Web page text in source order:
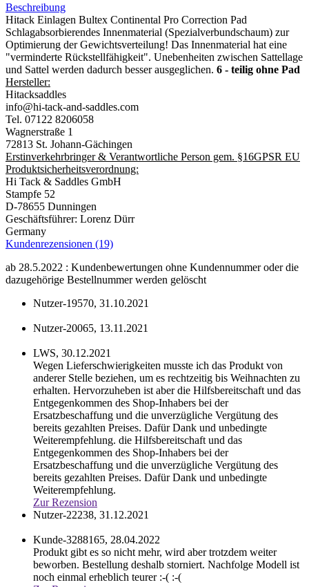
Beschreibung
Hitack Einlagen Bultex Continental Pro Correction Pad
Schlagabsorbierendes Innenmaterial (Spezialverbundschaum) zur
Optimierung der Gewichtsverteilung! Das Innenmaterial hat eine
"verminderte Rückstellfähigkeit". Unebenheiten zwischen Sattellage
und Sattel werden dadurch besser ausgeglichen. 6 - teilig ohne Pad
Hersteller:
Hitacksaddles
info@hi-tack-and-saddles.com
Tel. 07122 8206058
Wagnerstraße 1
72813 St. Johann-Gächingen
Erstinverkehrbringer& Verantwortliche Person gem. §16GPSR EU
Produktsicherheitsverordnung:
Hi Tack & Saddles GmbH
Stampfe 52
D-78655 Dunningen
Geschäftsführer: Lorenz Dürr
Germany
Kundenrezensionen (19)
ab 28.5.2022 : Kundenbewertungen ohne Kundennummer oder die
dazugehörige Bestellnummer werden gelöscht
Nutzer-19570, 31.10.2021
Nutzer-20065, 13.11.2021
LWS, 30.12.2021
Wegen Lieferschwierigkeiten musste ich das Produkt von
anderer Stelle beziehen, um es rechtzeitig bis Weihnachten zu
erhalten. Hervorzuheben ist aber die Hilfsbereitschaft und das
Entgegenkommen des Shop-Inhabers bei der
Ersatzbeschaffung und die unverzügliche Vergütung des
bereits gezahlten Preises. Dafür Dank und unbedingte
Weiterempfehlung. die Hilfsbereitschaft und das
Entgegenkommen des Shop-Inhabers bei der
Ersatzbeschaffung und die unverzügliche Vergütung des
bereits gezahlten Preises. Dafür Dank und unbedingte
Weiterempfehlung.
Zur Rezension
Nutzer-22238, 31.12.2021
Kunde-3288165, 28.04.2022
Produkt gibt es so nicht mehr, wird aber trotzdem weiter
beworben. Bestellung deshalb storniert. Nachfolge Modell ist
noch einmal erheblich teurer :-( :-(